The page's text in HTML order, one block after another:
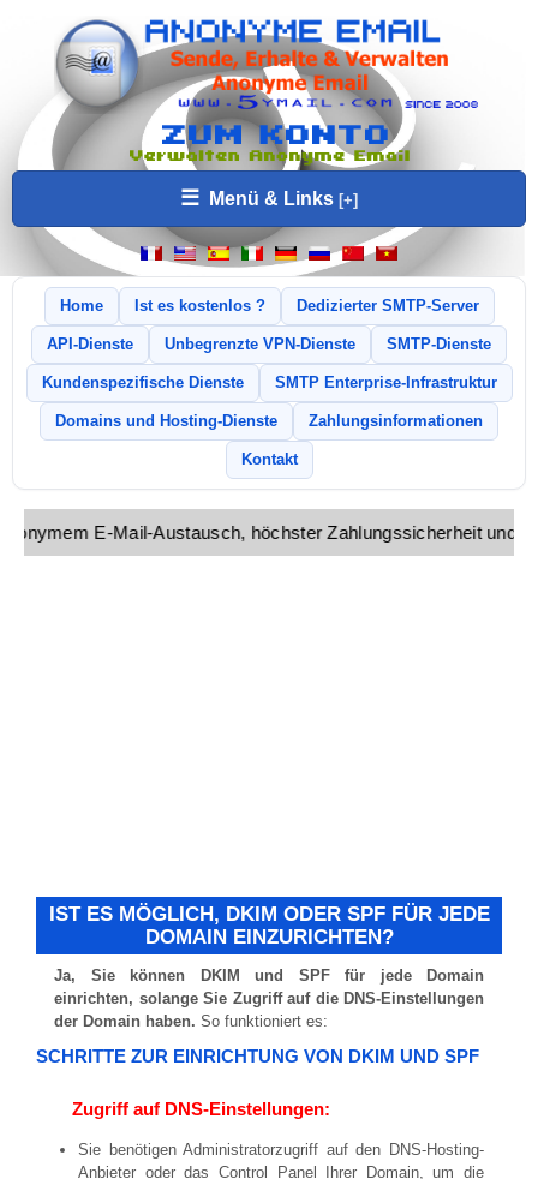
☰ Menü & Links
Home Ist es kostenlos ? Dedizierter SMTP-Server
API-Dienste Unbegrenzte VPN-Dienste SMTP-Dienste
Kundenspezifische Dienste SMTP Enterprise-Infrastruktur
Domains und Hosting-Dienste Zahlungsinformationen
Kontakt
E-Mail-Austausch, höchster Zahlungssicherheit und
IST ES MÖGLICH, DKIM ODER SPF FÜR JEDE
DOMAIN EINZURICHTEN?
Ja, Sie können DKIM und SPF für jede Domain
einrichten, solange Sie Zugriff auf die DNS-Einstellungen
der Domain haben. So funktioniert es:
SCHRITTE ZUR EINRICHTUNG VON DKIM UND SPF
Zugriff auf DNS-Einstellungen:
Sie benötigen Administratorzugriff auf den DNS-Hosting-
Anbieter oder das Control Panel Ihrer Domain, um die